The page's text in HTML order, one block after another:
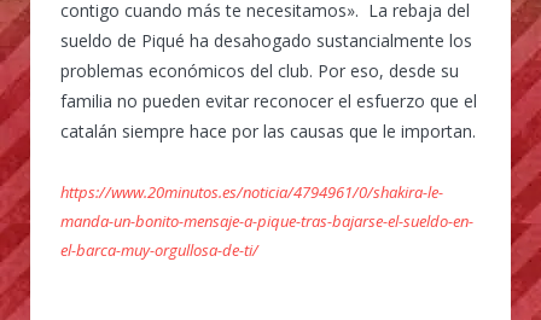
contigo cuando más te necesitamos». La rebaja del
sueldo de Piqué ha desahogado sustancialmente los
problemas económicos del club. Por eso, desde su
familia no pueden evitar reconocer el esfuerzo que el
catalán siempre hace por las causas que le importan.
https://www.20minutos.es/noticia/4794961/0/shakira-le-
manda-un-bonito-mensaje-a-pique-tras-bajarse-el-sueldo-en-
el-barca-muy-orgullosa-de-ti/